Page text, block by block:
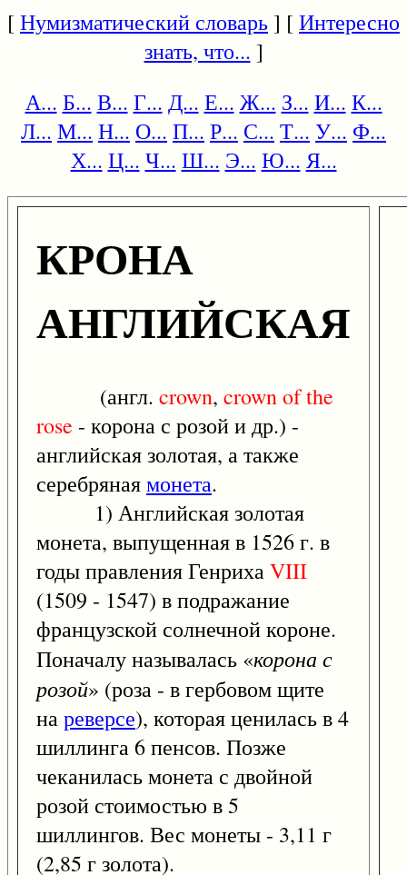
[Нумизматический словарь] [Интересно
знать, что... ]
А... Б... В... Г... Д... Е... Ж... З... И... К...
Л... М... Н... О... П... Р... С... Т... У... Ф...
Х... Ц... Ч... Ш... Э... Ю... Я...
КРОНА
АНГЛИЙСКАЯ
(англ. crown, crownofthe
rose - корона с розой и др.) -
английская золотая, а также
серебрянаямонета.
1) Английская золотая
монета, выпущенная в 1526 г. в
годы правления ГенрихаVIII
(1509 - 1547) в подражание
французской солнечной короне.
Поначалу называлась «корона с
розой» (роза - в гербовом щите
нареверсе), которая ценилась в 4
шиллинга 6 пенсов. Позже
чеканилась монета с двойной
розой стоимостью в 5
шиллингов. Вес монеты - 3,11 г
(2,85 г золота).